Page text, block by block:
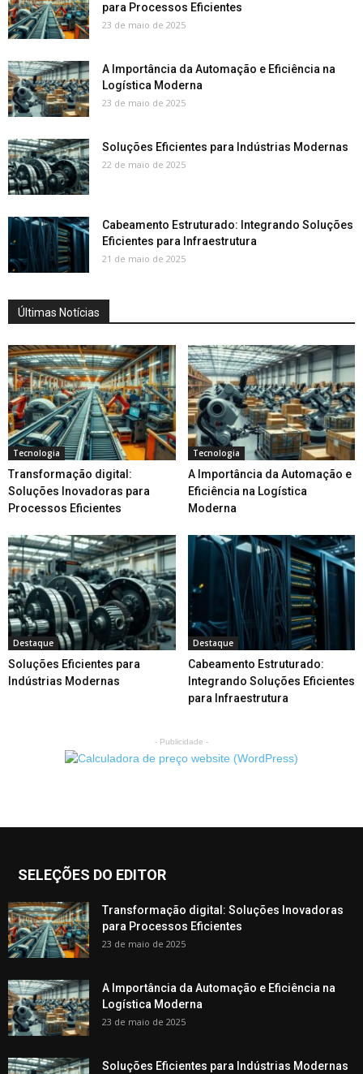
para Processos Eficientes
23 de maio de 2025
A Importância da Automação e Eficiência na
Logística Moderna
23 de maio de 2025
Soluções Eficientes para Indústrias Modernas
22 de maio de 2025
Cabeamento Estruturado: Integrando Soluções
Eficientes para Infraestrutura
21 de maio de 2025
Últimas Notícias
Tecnologia
Transformação digital:
Soluções Inovadoras para
Processos Eficientes
Tecnologia
A Importância da Automação e
Eficiência na Logística
Moderna
Destaque
Soluções Eficientes para
Indústrias Modernas
Destaque
Cabeamento Estruturado:
Integrando Soluções Eficientes
para Infraestrutura
- Publicidade -
SELEÇÕES DO EDITOR
Transformação digital: Soluções Inovadoras
para Processos Eficientes
23 de maio de 2025
A Importância da Automação e Eficiência na
Logística Moderna
23 de maio de 2025
Soluções Eficientes para Indústrias Modernas